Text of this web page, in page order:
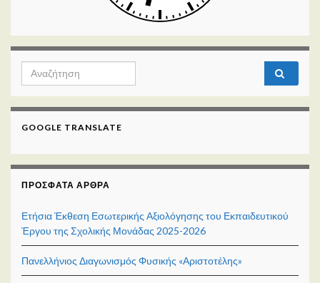
Search for:
GOOGLE TRANSLATE
ΠΡΌΣΦΑΤΑ ΆΡΘΡΑ
Ετήσια Έκθεση Εσωτερικής Αξιολόγησης του Εκπαιδευτικού
Έργου της Σχολικής Μονάδας 2025-2026
Πανελλήνιος Διαγωνισμός Φυσικής «Αριστοτέλης»